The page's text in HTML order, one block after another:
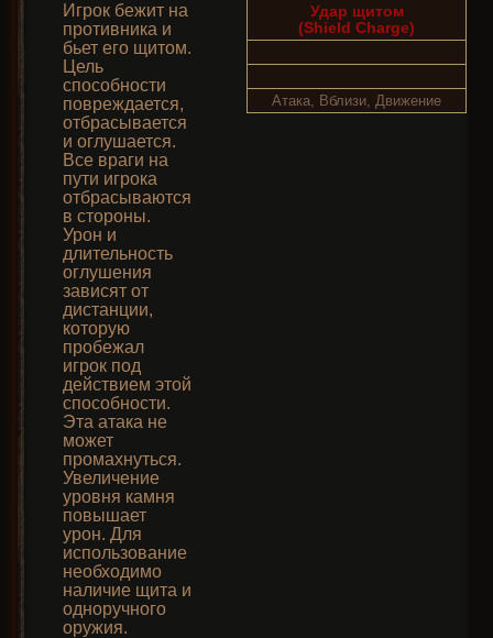
Игрок бежит на
противника и
бьет его щитом.
Цель
способности
повреждается,
отбрасывается
и оглушается.
Все враги на
пути игрока
отбрасываются
в стороны.
Урон и
длительность
оглушения
зависят от
дистанции,
которую
пробежал
игрок под
действием этой
способности.
Эта атака не
может
промахнуться.
Увеличение
уровня камня
повышает
урон. Для
использование
необходимо
наличие щита и
одноручного
оружия.
Удар щитом
(Shield Charge)
Атака, Вблизи, Движение